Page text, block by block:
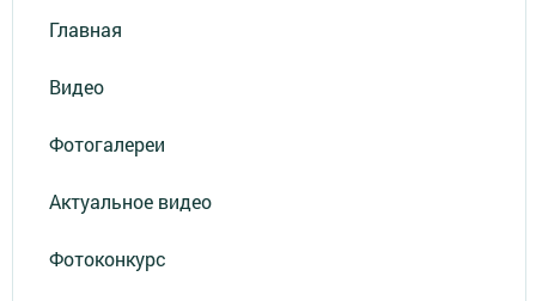
Главная
Видео
Фотогалереи
Актуальное видео
Фотоконкурс